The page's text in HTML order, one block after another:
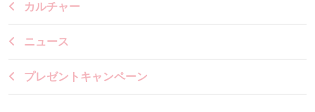
カルチャー
ニュース
プレゼントキャンペーン